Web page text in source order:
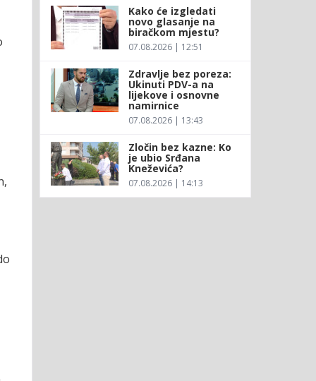
Kako će izgledati
novo glasanje na
biračkom mjestu?
07.08.2026 | 12:51
Zdravlje bez poreza:
Ukinuti PDV-a na
lijekove i osnovne
namirnice
07.08.2026 | 13:43
Zločin bez kazne: Ko
je ubio Srđana
Kneževića?
07.08.2026 | 14:13